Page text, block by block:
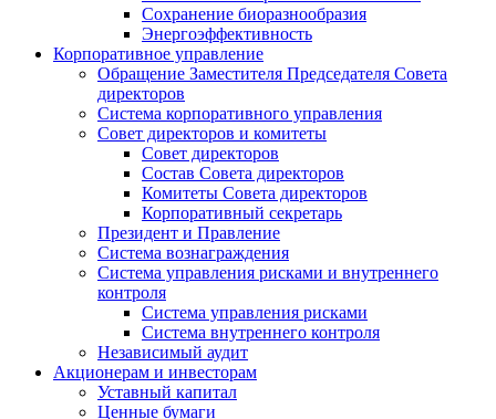
Сохранение биоразнообразия
Энергоэффективность
Корпоративное управление
Обращение Заместителя Председателя Совета
директоров
Система корпоративного управления
Совет директоров и комитеты
Совет директоров
Состав Совета директоров
Комитеты Совета директоров
Корпоративный секретарь
Президент и Правление
Система вознаграждения
Система управления рисками и внутреннего
контроля
Система управления рисками
Система внутреннего контроля
Независимый аудит
Акционерам и инвесторам
Уставный капитал
Ценные бумаги